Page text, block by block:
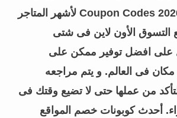
وكوبونات خصم Coupon Codes 2026 لأشهر المتاجر
التسوق الأون لاين فى شتى
على افضل توفير ممكن على
فى العالم. و يتم مراجعه
من عملها حتى لا تضيع وقتك فى
أحدث كوبونات خصم المواقع